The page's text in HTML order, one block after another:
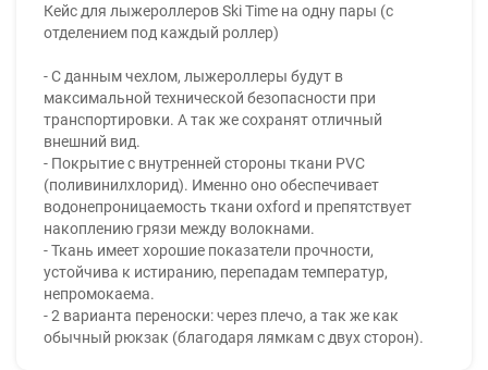
Кейс для лыжероллеров Ski Time на одну пары (с
отделением под каждый роллер)
- С данным чехлом, лыжероллеры будут в
максимальной технической безопасности при
транспортировки. А так же сохранят отличный
внешний вид.
- Покрытие с внутренней стороны ткани PVC
(поливинилхлорид). Именно оно обеспечивает
водонепроницаемость ткани oxford и препятствует
накоплению грязи между волокнами.
- Ткань имеет хорошие показатели прочности,
устойчива к истиранию, перепадам температур,
непромокаема.
- 2 варианта переноски: через плечо, а так же как
обычный рюкзак (благодаря лямкам с двух сторон).